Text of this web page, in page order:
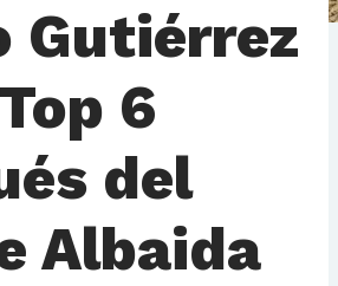
Gutiérrez
6
del
Albaida